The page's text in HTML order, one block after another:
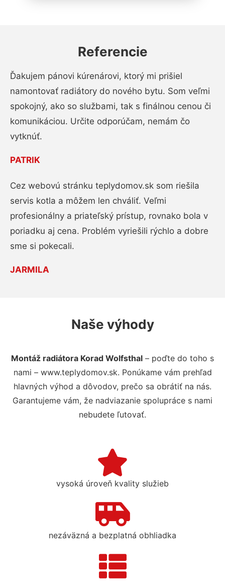
Referencie
Ďakujem pánovi kúrenárovi, ktorý mi prišiel
namontovať radiátory do nového bytu. Som veľmi
spokojný, ako so službami, tak s finálnou cenou či
komunikáciou. Určite odporúčam, nemám čo
vytknúť.
PATRIK
Cez webovú stránku teplydomov.sk som riešila
servis kotla a môžem len chváliť. Veľmi
profesionálny a priateľský prístup, rovnako bola v
poriadku aj cena. Problém vyriešili rýchlo a dobre
sme si pokecali.
JARMILA
Naše výhody
Montáž radiátora Korad Wolfsthal – poďte do toho s
nami – www.teplydomov.sk. Ponúkame vám prehľad
hlavných výhod a dôvodov, prečo sa obrátiť na nás.
Garantujeme vám, že nadviazanie spolupráce s nami
nebudete ľutovať.
vysoká úroveň kvality služieb
nezáväzná a bezplatná obhliadka